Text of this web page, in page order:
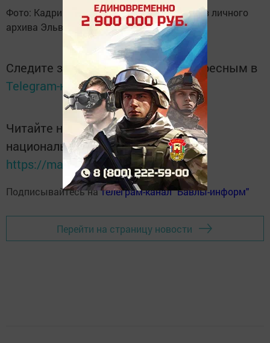
Фото: Кадрия Гимазова, Фарида Зиярова, из личного
архива Эльвины Китабовой
Следите за самым важным и интересным в
Telegram-каналеТатмедиа
Читайте новости Татарстана в
национальном мессенджере MАХ:
https://max.ru/tatmedia
Подписывайтесь нателеграм-канал "Бавлы-информ"
Перейти на страницу новости